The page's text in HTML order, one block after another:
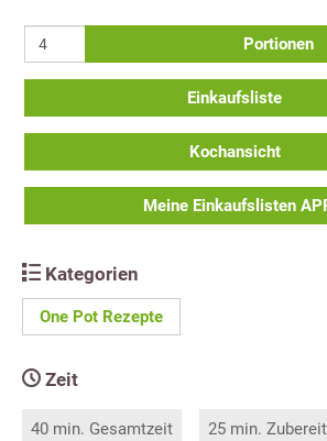
Portionen
Einkaufsliste
Kochansicht
Meine Einkaufslisten
Kategorien
One Pot Rezepte
Zeit
40 min. Gesamtzeit 25 min.